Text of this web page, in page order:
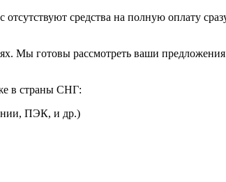
средства на полную оплату
Мы готовы рассмотреть ваши
в страны СНГ:
ПЭК, и др.)